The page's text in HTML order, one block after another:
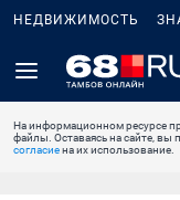
НЕДВИЖИМОСТЬ
На информационном ресурсе
файлы. Оставаясь на сайте, вы
согласиена их использование.